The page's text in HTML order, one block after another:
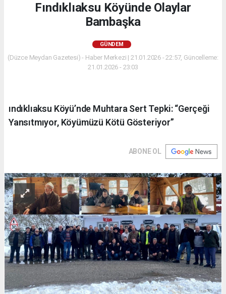
Fındıklıaksu Köyünde Olaylar
Bambaşka
GÜNDEM
(Düzce Meydan Gazetesi) - Haber Merkezi | 21.01.2026 - 22:57, Güncelleme:
21.01.2026 - 23:03
ındıklıaksu Köyü’nde Muhtara Sert Tepki: “Gerçeği
Yansıtmıyor, Köyümüzü Kötü Gösteriyor”
ABONE OL